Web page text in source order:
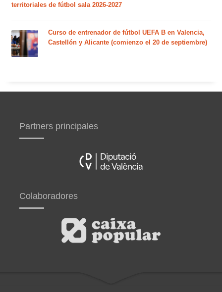
territoriales de fútbol sala 2026-2027
Curso de entrenador de fútbol UEFA B en Valencia,
Castellón y Alicante (comienzo el 20 de septiembre)
Partners principales
Colaboradores